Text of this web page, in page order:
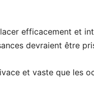
efficacement et
devraient être
et vaste que les